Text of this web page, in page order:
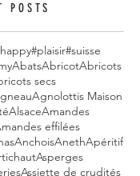
POSTS
#plaisir#suisse
AbatsAbricotAbricots
secs
Agnolottis Maison
AlsaceAmandes
effilées
AnchoisAnethApéritif
Asperges
Assiette de crudités